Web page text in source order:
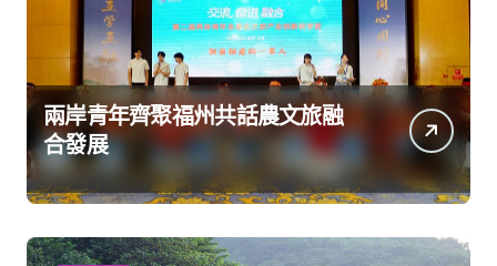
兩岸青年齊聚福州共話農文旅融
合發展